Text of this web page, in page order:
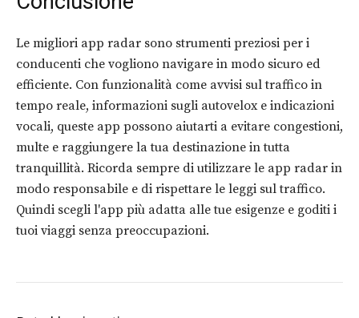
Le migliori app radar sono strumenti preziosi per i
conducenti che vogliono navigare in modo sicuro ed
efficiente. Con funzionalità come avvisi sul traffico in
tempo reale, informazioni sugli autovelox e indicazioni
vocali, queste app possono aiutarti a evitare congestioni,
multe e raggiungere la tua destinazione in tutta
tranquillità. Ricorda sempre di utilizzare le app radar in
modo responsabile e di rispettare le leggi sul traffico.
Quindi scegli l'app più adatta alle tue esigenze e goditi i
tuoi viaggi senza preoccupazioni.